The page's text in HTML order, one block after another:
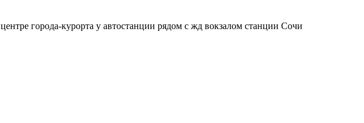
города-курорта у автостанции рядом с жд вокзалом станции Сочи